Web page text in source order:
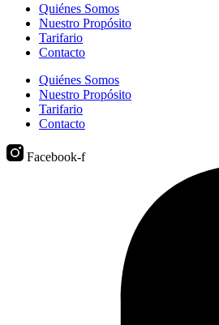
Quiénes Somos
Nuestro Propósito
Tarifario
Contacto
Quiénes Somos
Nuestro Propósito
Tarifario
Contacto
Facebook-f